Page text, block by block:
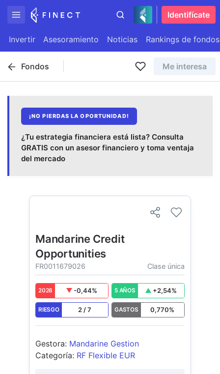
Identifícate
Invertir Asesoramiento Noticias Rankings de fondos
Fondos Me interesa
¡NO PIERDAS LA OPORTUNIDAD!
¿Tu estrategia financiera está lista? Consulta
GRATIS con un asesor financiero y toma ventaja
del mercado
Mandarine Credit
Opportunities
FR0011679026 Clase única
2026 -0,44% 5 AÑOS +2,54%
RIESGO 2 /7 GASTOS 0,770%
Gestora: Mandarine Gestion
Categoría: RF Flexible EUR